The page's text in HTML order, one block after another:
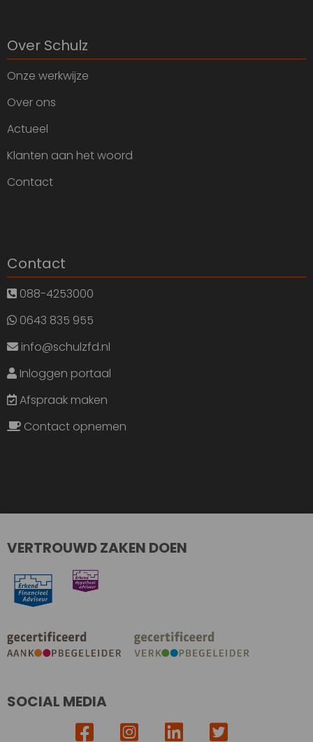
Over Schulz
Onze werkwijze
Over ons
Actueel
Klanten aan het woord
Contact
Contact
088-4253000
0643 835 955
info@schulzfd.nl
Inloggen portaal
Afspraak maken
Contact opnemen
VERTROUWD ZAKEN DOEN
SOCIAL MEDIA